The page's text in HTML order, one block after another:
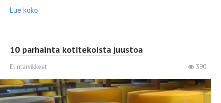
Lue koko
10 parhainta kotitekoista juustoa
Elintarvikkeet 390